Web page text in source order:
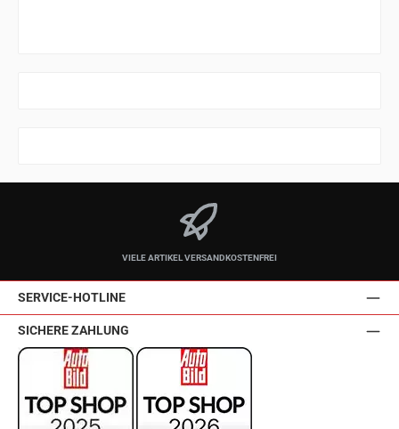
VIELE ARTIKEL VERSANDKOSTENFREI
SERVICE-HOTLINE
SICHERE ZAHLUNG